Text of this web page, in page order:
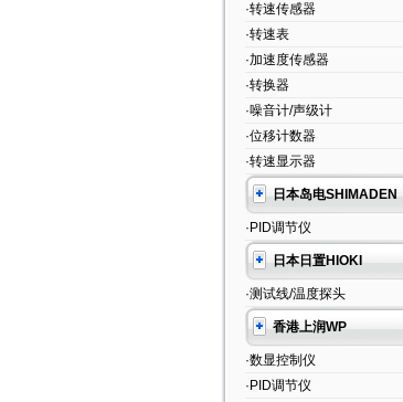
·转速传感器
·转速表
·加速度传感器
·转换器
·噪音计/声级计
·位移计数器
·转速显示器
日本岛电SHIMADEN
·PID调节仪
日本日置HIOKI
·测试线/温度探头
香港上润WP
·数显控制仪
·PID调节仪